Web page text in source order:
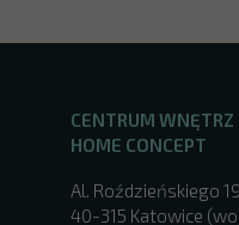
CENTRUM WNĘTRZ
HOME CONCEPT
Al. Roździeńskiego
40-315 Katowice